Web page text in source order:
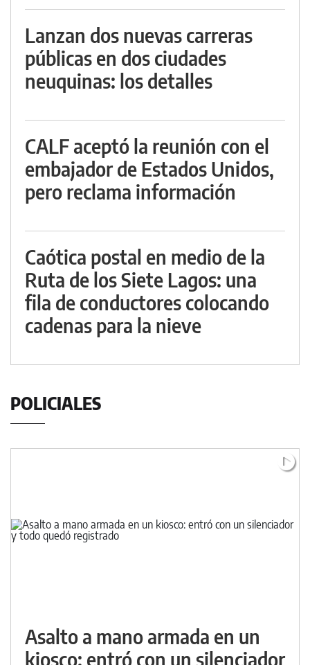
Lanzan dos nuevas carreras
públicas en dos ciudades
neuquinas: los detalles
CALF aceptó la reunión con el
embajador de Estados Unidos,
pero reclama información
Caótica postal en medio de la
Ruta de los Siete Lagos: una
fila de conductores colocando
cadenas para la nieve
POLICIALES
Asalto a mano armada en un
kiosco: entró con un silenciador